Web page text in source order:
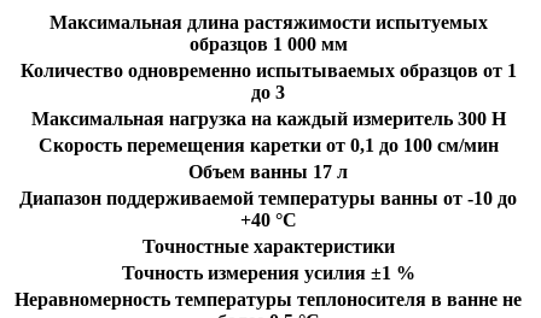
Максимальная длина растяжимости испытуемых
образцов 1 000 мм
Количество одновременно испытываемых образцов от 1
до 3
Максимальная нагрузка на каждый измеритель 300 Н
Скорость перемещения каретки от 0,1 до 100 см/мин
Объем ванны 17 л
Диапазон поддерживаемой температуры ванны от -10 до
+40 °C
Точностные характеристики
Точность измерения усилия ±1 %
Неравномерность температуры теплоносителя в ванне не